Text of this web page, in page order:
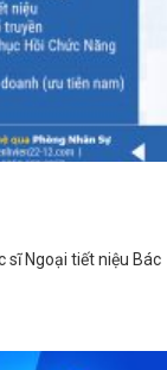
sĩ Ngoại tiết niệu Bác